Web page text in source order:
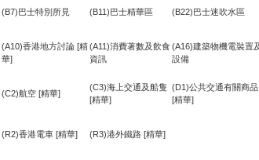
(B7)巴士特別所見 (B11)巴士精華區 (B22)巴士迷吹水區
(A10)香港地方討論 [精
華]
(A11)消費著數及飲食
資訊
(A16)建築物機電裝置
設備
(C2)航空 [精華]
(C3)海上交通及船隻
[精華]
(D1)公共交通有關商品
[精華]
(R2)香港電車 [精華] (R3)港外鐵路 [精華]